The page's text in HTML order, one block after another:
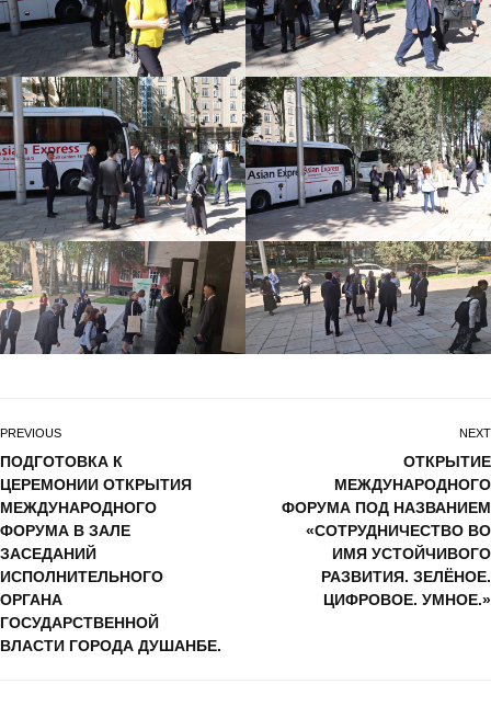
PREVIOUS
ПОДГОТОВКА К
ЦЕРЕМОНИИ ОТКРЫТИЯ
МЕЖДУНАРОДНОГО
ФОРУМА В ЗАЛЕ
ЗАСЕДАНИЙ
ИСПОЛНИТЕЛЬНОГО
ОРГАНА
ГОСУДАРСТВЕННОЙ
ВЛАСТИ ГОРОДА ДУШАНБЕ.
NEXT
ОТКРЫТИЕ
МЕЖДУНАРОДНОГО
ФОРУМА ПОД НАЗВАНИЕМ
«СОТРУДНИЧЕСТВО ВО
ИМЯ УСТОЙЧИВОГО
РАЗВИТИЯ. ЗЕЛЁНОЕ.
ЦИФРОВОЕ. УМНОЕ.»